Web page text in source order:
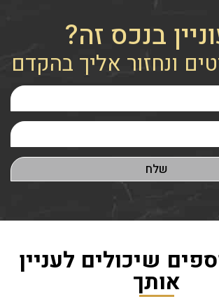
בנכס זה?
ונחזור אליך בהקדם
שיכולים לעניין
אותך